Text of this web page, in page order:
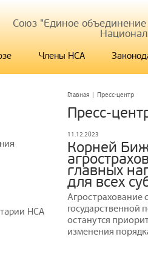
Союз "Единое
Члены НСА
Главная | Пресс-центр
Пресс-
11.12.2023
Корней
главных
для всех
Агрострахование
государственной
останутся
изменения
НСА